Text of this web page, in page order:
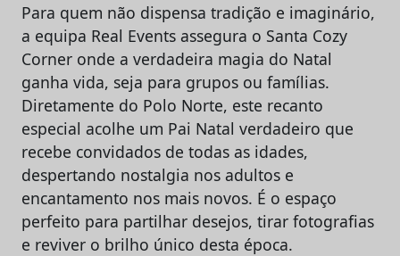
Para quem não dispensa tradição e imaginário,
a equipa Real Events assegura o Santa Cozy
Corner onde a verdadeira magia do Natal
ganha vida, seja para grupos ou famílias.
Diretamente do Polo Norte, este recanto
especial acolhe um Pai Natal verdadeiro que
recebe convidados de todas as idades,
despertando nostalgia nos adultos e
encantamento nos mais novos. É o espaço
perfeito para partilhar desejos, tirar fotografias
e reviver o brilho único desta época.